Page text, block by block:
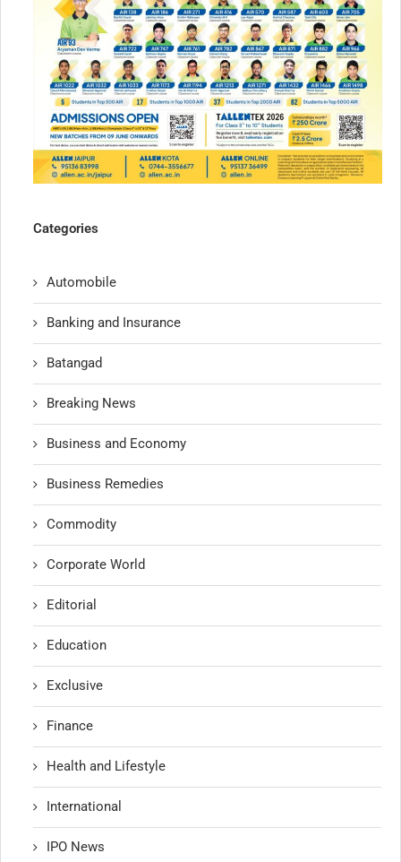
Categories
Automobile
Banking and Insurance
Batangad
Breaking News
Business and Economy
Business Remedies
Commodity
Corporate World
Editorial
Education
Exclusive
Finance
Health and Lifestyle
International
IPO News